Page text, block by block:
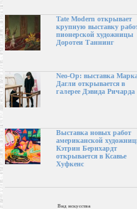
Tate Modern открывает
крупную выставку
пионерской художницы
Доротеи Таннинг
Neo-Op: выставка
Дагли открывается в
галерее Дэвида Ричарда
Выставка новых работ
американской
Кэтрин Бернхардт
открывается в Ксавье
Хуфкенс
Вид искусства